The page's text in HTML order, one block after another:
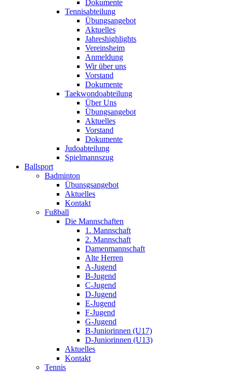
Dokumente
Tennisabteilung
Übungsangebot
Aktuelles
Jahreshighlights
Vereinsheim
Anmeldung
Wir über uns
Vorstand
Dokumente
Taekwondoabteilung
Über Uns
Übungsangebot
Aktuelles
Vorstand
Dokumente
Judoabteilung
Spielmannszug
Ballsport
Badminton
Übunsgsangebot
Aktuelles
Kontakt
Fußball
Die Mannschaften
1. Mannschaft
2. Mannschaft
Damenmannschaft
Alte Herren
A-Jugend
B-Jugend
C-Jugend
D-Jugend
E-Jugend
F-Jugend
G-Jugend
B-Juniorinnen (U17)
D-Juniorinnen (U13)
Aktuelles
Kontakt
Tennis